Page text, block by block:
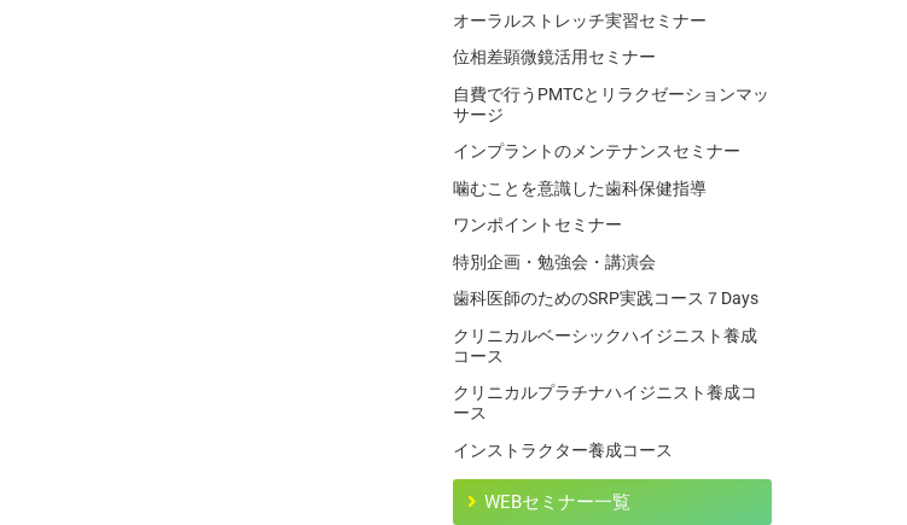
オーラルストレッチ実習セミナー
位相差顕微鏡活用セミナー
自費で行うPMTCとリラクゼーションマッ
サージ
インプラントのメンテナンスセミナー
噛むことを意識した歯科保健指導
ワンポイントセミナー
特別企画・勉強会・講演会
歯科医師のためのSRP実践コース７Days
クリニカルベーシックハイジニスト養成
コース
クリニカルプラチナハイジニスト養成コ
ース
インストラクター養成コース
WEBセミナー一覧